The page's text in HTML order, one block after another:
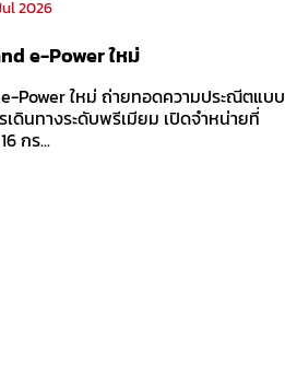
2026
e-Power ใหม่
Power ใหม่ ถ่ายทอดความประณีตแบบ
ดินทางระดับพรีเมียม เปิดจำหน่ายที่
กร...